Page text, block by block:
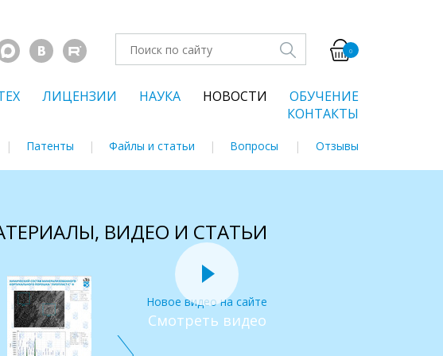
0
ЛИЦЕНЗИИ НАУКА НОВОСТИ
ОБУЧЕНИЕ
КОНТАКТЫ
Патенты Файлы и статьи Вопросы Отзывы
ВИДЕО И СТАТЬИ
Смотреть видео
Новое видео на сайте